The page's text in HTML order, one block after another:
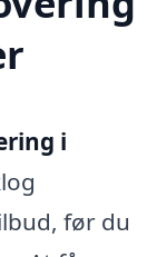
i
før du